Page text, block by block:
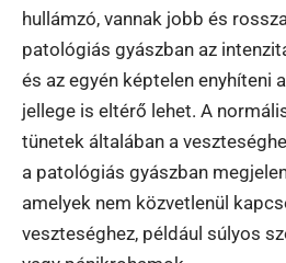
hullámzó, vannak jobb és
patológiás gyászban az
és az egyén képtelen enyhíteni
jellege is eltérő lehet. A
tünetek általában a
a patológiás gyászban
amelyek nem közvetlenül
veszteséghez, például súlyos